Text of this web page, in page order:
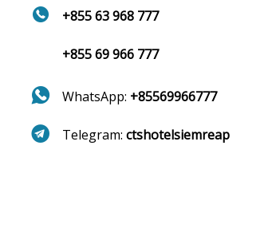
+855 63 968 777
+855 69 966 777
WhatsApp: +85569966777
Telegram: ctshotelsiemreap